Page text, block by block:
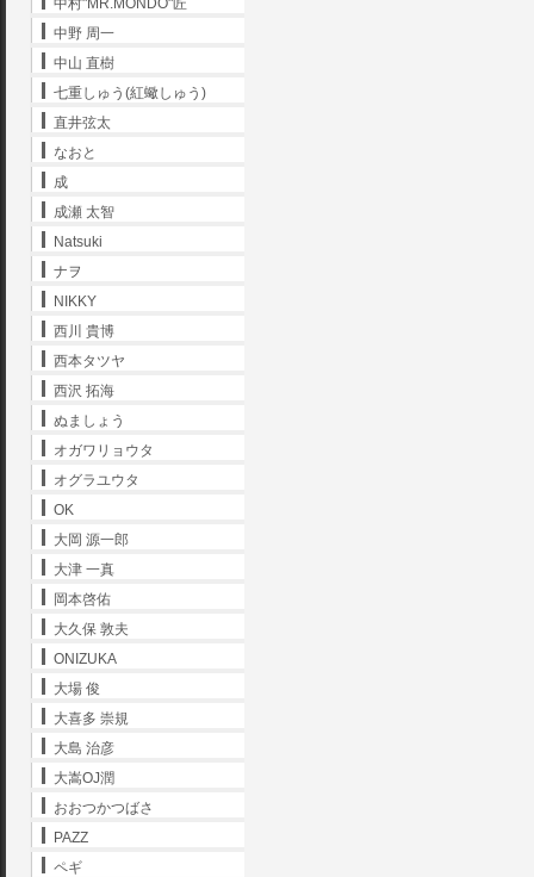
中村"MR.MONDO"匠
中野 周一
中山 直樹
七重しゅう(紅蠍しゅう)
直井弦太
なおと
成
成瀬 太智
Natsuki
ナヲ
NIKKY
西川 貴博
西本タツヤ
西沢 拓海
ぬましょう
オガワリョウタ
オグラユウタ
OK
大岡 源一郎
大津 一真
岡本啓佑
大久保 敦夫
ONIZUKA
大場 俊
大喜多 崇規
大島 治彦
大嵩OJ潤
おおつかつばさ
PAZZ
ペギ